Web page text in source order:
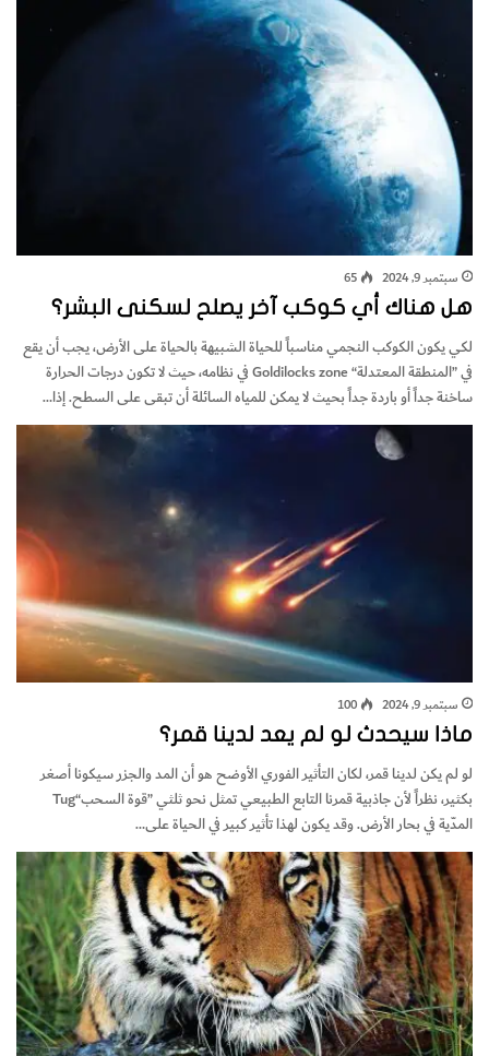
سبتمبر 9, 2024 65
هل هناك أي كوكب آخر يصلح لسكنى البشر؟
‬ساخنة‭ ‬جداً‭ ‬أو‭ ‬باردة‭ ‬جداً‭ ‬بحيث‭ ‬لا‭ ‬يمكن‭ ‬للمياه‭ ‬السائلة‭ ‬أن‭ ‬تبقى‭ ‬على‭ ‬السطح. ‬إذا‭…
سبتمبر 9, 2024 100
ماذا سيحدث لو لم يعد لدينا قمر؟
‬بكثير،‭ ‬نظراً‭ ‬لأن‭ ‬جاذبية‭ ‬قمرنا‭ ‬التابع‭ ‬الطبيعي‭ ‬تمثل‭ ‬نحو‭ ‬ثلثي‭ ‬”قوة‭ ‬السحب“‭ ‬Tug‭
‬المدّية‭ ‬في‭ ‬بحار‭ ‬الأرض. ‬وقد‭ ‬يكون‭ ‬لهذا‭ ‬تأثير‭ ‬كبير‭ ‬في‭ ‬الحياة‭ ‬على‭…